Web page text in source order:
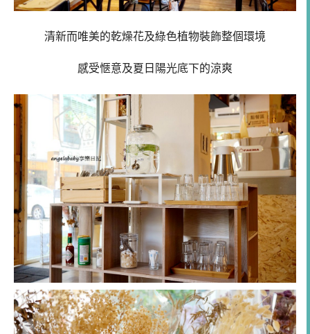
清新而唯美的乾燥花及綠色植物裝飾整個環境
感受愜意及夏日陽光底下的涼爽